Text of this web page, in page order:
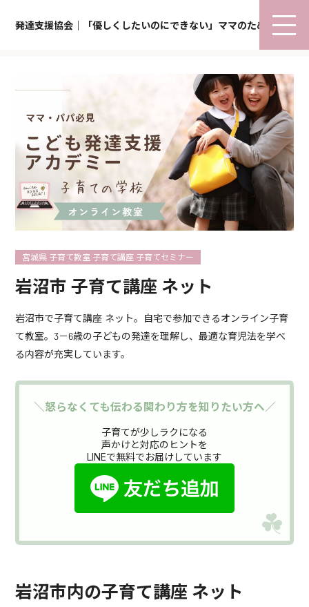
発達支援協会｜「優しくしたいのにできない」ママのための子育て
岩沼市 子育て講座 ネット
岩沼市で子育て講座 ネット。自宅で参加できるオンライン子育
て教室。3－6歳の子どもの発達を理解し、最適な育児法を学べ
る内容が充実しています。
宮城県 子育て教室 子育て講座 子育てセミナー
＼怒らなくても伝わる関わり方を知りたい方へ／
子育てが少しラクになる
声かけと対応のヒントを
LINEで無料でお届けしています
岩沼市内の子育て講座 ネット